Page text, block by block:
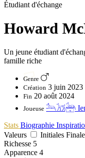
𓉐
𓍢
Étudiant d'échange
Howard
Un jeune étudiant
famille riche
Genre
Création 3 juin 2023
Fin 20 août 2024
Joueuse 𓃢𓃡𓃣
Stats Biographie
Valeurs
Initiales
Richesse 5
Apparence 4